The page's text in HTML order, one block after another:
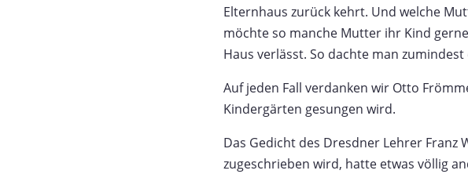
Elternhaus zurück kehrt. Und welche
möchte so manche Mutter ihr Kind
Haus verlässt. So dachte man zumindest
Auf jeden Fall verdanken wir Otto
Kindergärten gesungen wird.
Das Gedicht des Dresdner Lehrer Franz
zugeschrieben wird, hatte etwas völlig